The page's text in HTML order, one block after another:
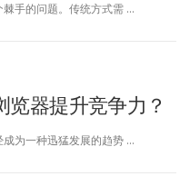
手的问题。传统方式需 …
器提升竞争力？
为一种迅猛发展的趋势 …